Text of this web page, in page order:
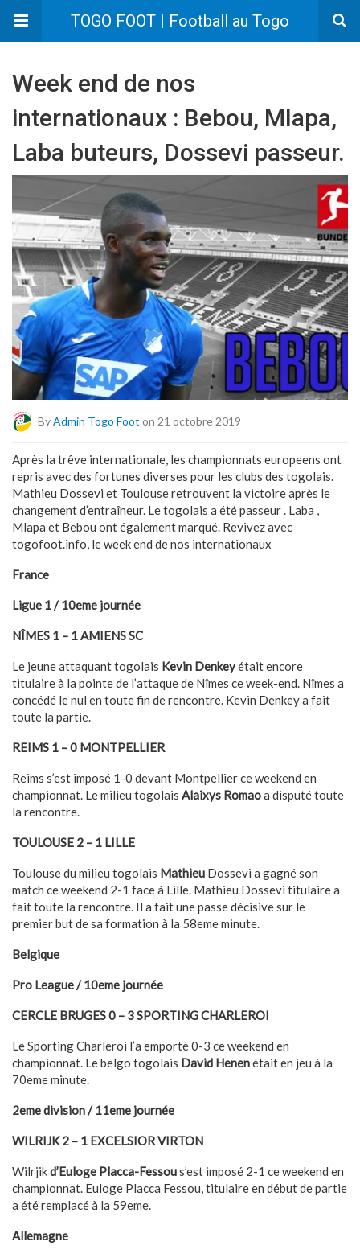
TOGO FOOT | Football au Togo
Week end de nos
internationaux : Bebou, Mlapa,
Laba buteurs, Dossevi passeur.
By Admin Togo Foot on 21 octobre 2019
Après la trêve internationale, les championnats europeens ont
repris avec des fortunes diverses pour les clubs des togolais.
Mathieu Dossevi et Toulouse retrouvent la victoire après le
changement d’entraîneur. Le togolais a été passeur . Laba ,
Mlapa et Bebou ont également marqué. Revivez avec
togofoot.info, le week end de nos internationaux
France
Ligue 1 / 10eme journée
NÎMES 1 – 1 AMIENS SC
Le jeune attaquant togolais Kevin Denkeyétait encore
titulaire à la pointe de l’attaque de Nîmes ce week-end. Nîmes a
concédé le nul en toute fin de rencontre. Kevin Denkey a fait
toute la partie.
REIMS 1 – 0 MONTPELLIER
Reims s’est imposé 1-0 devant Montpellier ce weekend en
championnat. Le milieu togolais Alaixys Romaoa disputé toute
la rencontre.
TOULOUSE 2 – 1 LILLE
Toulouse du milieu togolais Mathieu Dossevi a gagné son
match ce weekend 2-1 face à Lille. Mathieu Dossevi titulaire a
fait toute la rencontre. Il a fait une passe décisive sur le
premier but de sa formation à la 58eme minute.
Belgique
Pro League / 10eme journée
CERCLE BRUGES 0 – 3 SPORTING CHARLEROI
Le Sporting Charleroi l’a emporté 0-3 ce weekend en
championnat. Le belgo togolais David Henenétait en jeu à la
70eme minute.
2eme division / 11eme journée
WILRIJK 2 – 1 EXCELSIOR VIRTON
Wilrjikd’Euloge Placca-Fessous’est imposé 2-1 ce weekend en
championnat. Euloge Placca Fessou, titulaire en début de partie
a été remplacé à la 59eme.
Allemagne